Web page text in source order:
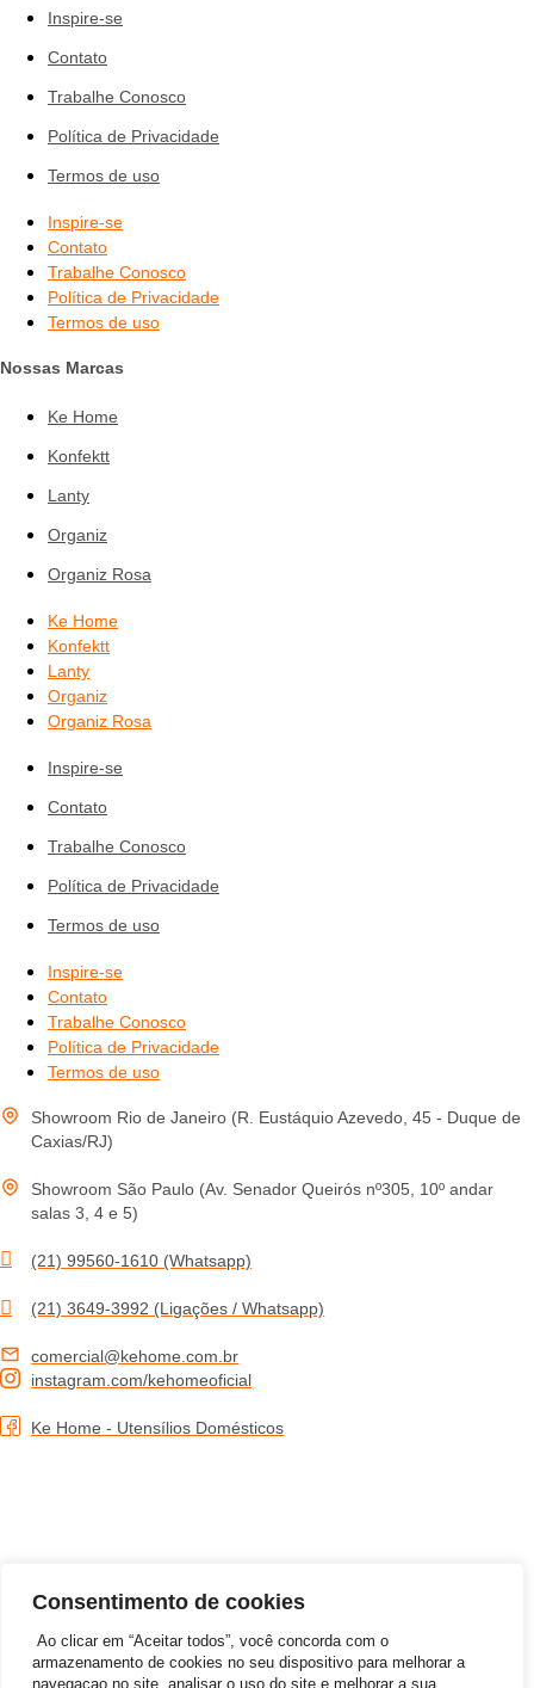
Consentimento de cookies
Ao clicar em “Aceitar todos”, você concorda com o
armazenamento de cookies no seu dispositivo para melhorar a
navegaçao no site, analisar o uso do site e melhorar a sua
Inspire-se
Contato
Trabalhe Conosco
Política de Privacidade
Termos de uso
Inspire-se
Contato
Trabalhe Conosco
Política de Privacidade
Termos de uso
Nossas Marcas
Ke Home
Konfektt
Lanty
Organiz
Organiz Rosa
Ke Home
Konfektt
Lanty
Organiz
Organiz Rosa
Inspire-se
Contato
Trabalhe Conosco
Política de Privacidade
Termos de uso
Inspire-se
Contato
Trabalhe Conosco
Política de Privacidade
Termos de uso
Showroom Rio de Janeiro (R. Eustáquio Azevedo, 45 - Duque de
Caxias/RJ)
Showroom São Paulo (Av. Senador Queirós nº305, 10º andar
salas 3, 4 e 5)
(21) 99560-1610 (Whatsapp)
(21) 3649-3992 (Ligações / Whatsapp)
comercial@kehome.com.br
instagram.com/kehomeoficial
Ke Home - Utensílios Domésticos